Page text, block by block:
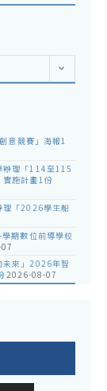
意競賽」海報1
辦理「114至115
實施計畫1份
理「2026學生船
期數位前導學校
未來」2026年智
2026-08-07